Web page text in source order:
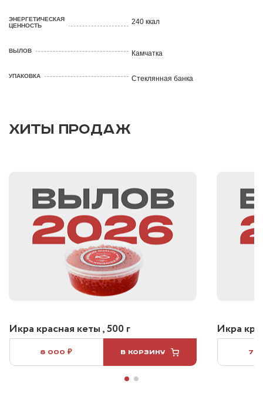
ЭНЕРГЕТИЧЕСКАЯ
ЦЕННОСТЬ
240 ккал
ВЫЛОВ Камчатка
УПАКОВКА Стеклянная банка
ХИТЫ ПРОДАЖ
Икра красная кеты , 500 г
8 000 ₽ В КОРЗИНУ
Икра
7